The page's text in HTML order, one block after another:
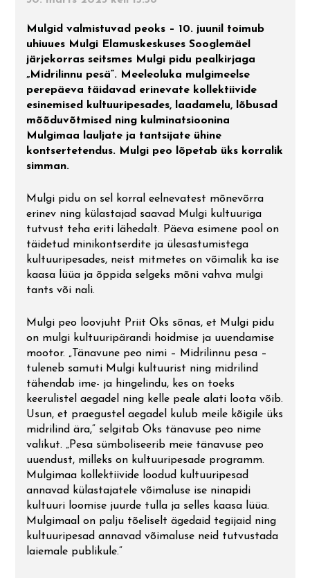
Mulgid valmistuvad peoks – 10. juunil toimub
uhiuues Mulgi Elamuskeskuses Sooglemäel
järjekorras seitsmes Mulgi pidu pealkirjaga
„Midrilinnu pesä“. Meeleoluka mulgimeelse
perepäeva täidavad erinevate kollektiivide
esinemised kultuuripesades, laadamelu, lõbusad
mõõduvõtmised ning kulminatsioonina
Mulgimaa lauljate ja tantsijate ühine
kontsertetendus. Mulgi peo lõpetab üks korralik
simman.
Mulgi pidu on sel korral eelnevatest mõnevõrra
erinev ning külastajad saavad Mulgi kultuuriga
tutvust teha eriti lähedalt. Päeva esimene pool on
täidetud minikontserdite ja ülesastumistega
kultuuripesades, neist mitmetes on võimalik ka ise
kaasa lüüa ja õppida selgeks mõni vahva mulgi
tants või nali.
Mulgi peo loovjuht Priit Oks sõnas, et Mulgi pidu
on mulgi kultuuripärandi hoidmise ja uuendamise
mootor. „Tänavune peo nimi – Midrilinnu pesa –
tuleneb samuti Mulgi kultuurist ning midrilind
tähendab ime- ja hingelindu, kes on toeks
keerulistel aegadel ning kelle peale alati loota võib.
Usun, et praegustel aegadel kulub meile kõigile üks
midrilind ära,“ selgitab Oks tänavuse peo nime
valikut. „Pesa sümboliseerib meie tänavuse peo
uuendust, milleks on kultuuripesade programm.
Mulgimaa kollektiivide loodud kultuuripesad
annavad külastajatele võimaluse ise ninapidi
kultuuri loomise juurde tulla ja selles kaasa lüüa.
Mulgimaal on palju tõeliselt ägedaid tegijaid ning
kultuuripesad annavad võimaluse neid tutvustada
laiemale publikule.“
Mulgi Söögi Festival
Mulgimaa peremäng
Mulgi Mälumäng
Mulgimaal!
Teekonnad
Leebiku– Pikasilla
VI Õisu sepikoda – Õisu mõis –
matkarada – Halliste – Kosksilla –
Abja-Paluoja – Penuja
VII Mulgimaa puuskulptuurid
IX Via Livonica väike ring
X Helisev Via Livonica
XI Kitzbergi radadel
Linnad ja alevid
Top 20 Mulgimaal
Temaatilisi uurimistöid
Rahvaluule ja pärimus
Mulgi kirjandus ja muusika
Mulgikeelne ajaleht
Mulgikeelsed uudised
Mulgikeelne Täheke
Mulkide Almanak